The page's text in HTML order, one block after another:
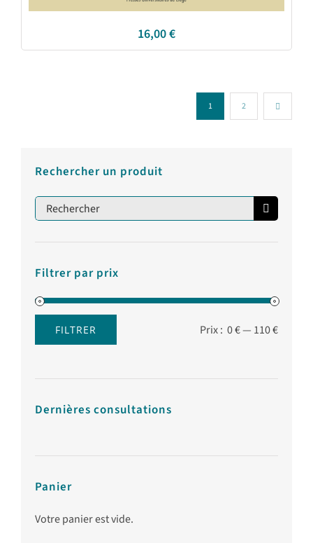
16,00€
1 2
Rechercher un produit
Rechercher:
Filtrer par prix
FILTRER Prix : 0 €— 110 €
Dernières consultations
Panier
Votre panier est vide.